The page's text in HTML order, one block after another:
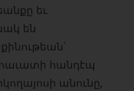
եւ
են
հաւատի հանդէպ
անունը,